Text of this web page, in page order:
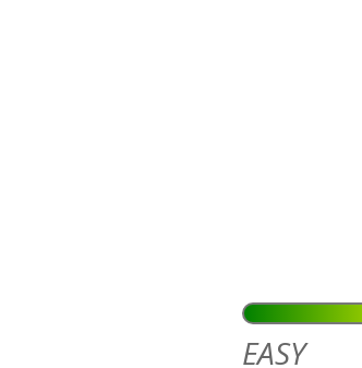
EASY